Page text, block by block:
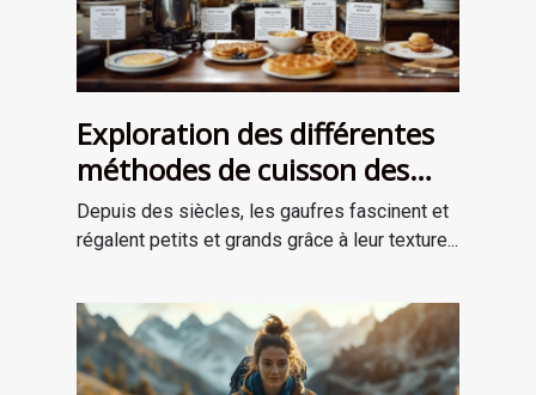
Exploration des différentes
méthodes de cuisson des
gaufres à travers les âges
Depuis des siècles, les gaufres fascinent et
régalent petits et grands grâce à leur texture...